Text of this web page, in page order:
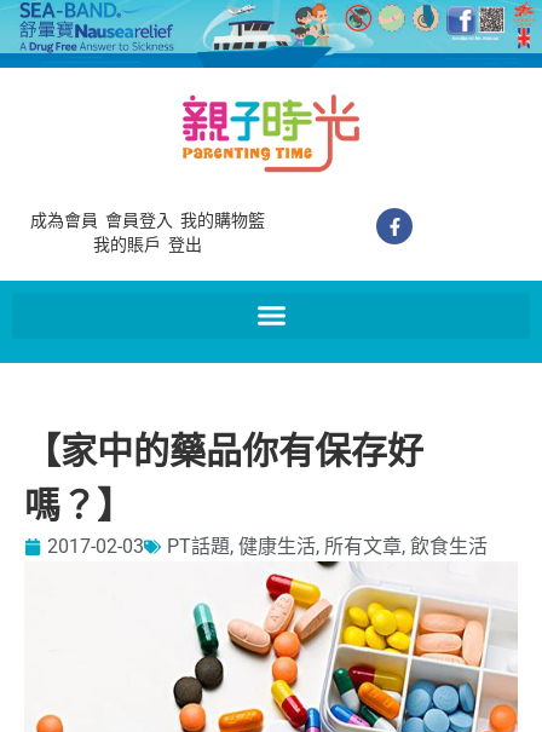
成為會員 會員登入 我的購物籃
我的賬戶 登出
【家中的藥品你有保存好
嗎？】
2017-02-03 PT話題, 健康生活, 所有文章, 飲食生活